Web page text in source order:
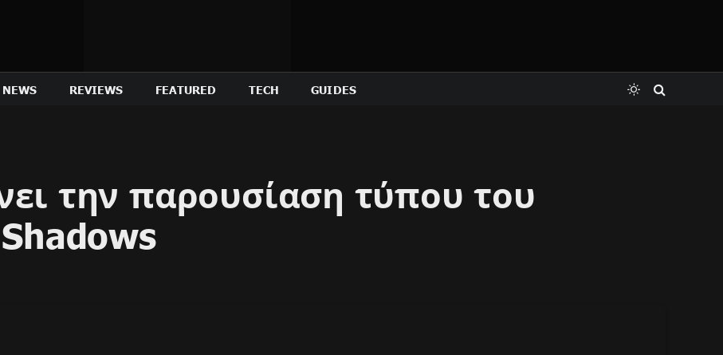
NEWS REVIEWS FEATURED TECH GUIDES
την παρουσίαση τύπου του